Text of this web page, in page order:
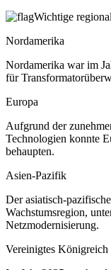
Wichtige
Nordamerika
Nordamerika war im
für
Europa
Aufgrund der
Technologien konnte
behaupten.
Asien-Pazifik
Der asiatisch-
Wachstumsregion,
Netzmodernisierung.
Vereinigtes Königreich